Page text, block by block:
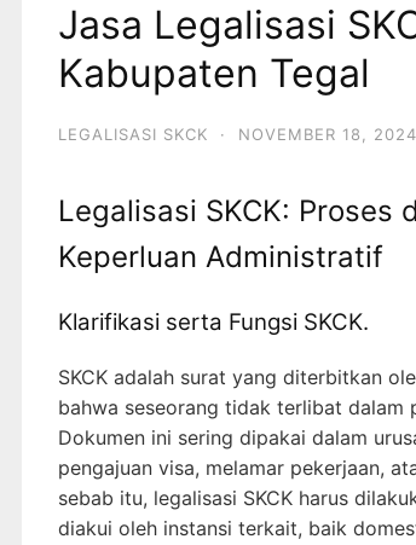
Jasa Legalisasi
Kabupaten Tegal
LEGALISASI SKCK · NOVEMBER 18, 2024
Legalisasi SKCK: Proses
Keperluan Administratif
Klarifikasi serta Fungsi SKCK.
SKCK adalah surat yang diterbitkan
bahwa seseorang tidak terlibat dalam
Dokumen ini sering dipakai dalam
pengajuan visa, melamar pekerjaan,
sebab itu, legalisasi SKCK harus
diakui oleh instansi terkait, baik